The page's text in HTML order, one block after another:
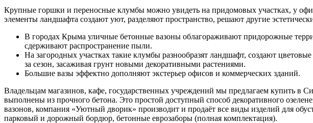
Крупные горшки и переносные клумбы можно увидеть на придомовых участках, у
элементы ландшафта создают уют, разделяют пространство, решают другие
В городах Крыма уличные бетонные вазоны облагораживают придорожные
сдерживают распространение пыли.
На загородных участках такие клумбы разнообразят ландшафт, создают
за сезон, засаживая грунт новыми декоративными растениями.
Большие вазы эффектно дополняют экстерьер офисов и коммерческих зданий.
Владельцам магазинов, кафе, государственных учреждений мы предлагаем купить в
выполнены из прочного бетона. Это простой доступный способ декоративного
вазонов, компания «Уютный дворик» производит и продаёт все виды изделий для
парковый и дорожный бордюр, бетонные еврозаборы (полная комплектация).